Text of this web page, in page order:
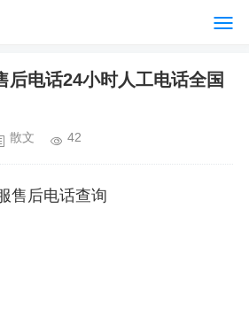
后电话24小时人工电话全国
散文 42
售后电话查询